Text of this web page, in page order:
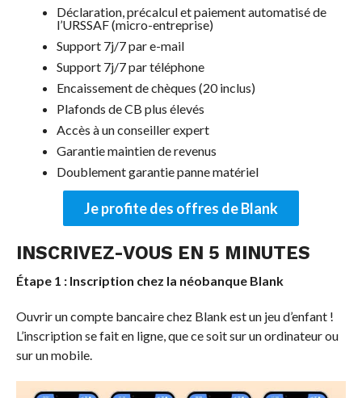
Déclaration, précalcul et paiement automatisé de
l’URSSAF (micro-entreprise)
Support 7j/7 par e-mail
Support 7j/7 par téléphone
Encaissement de chèques (20 inclus)
Plafonds de CB plus élevés
Accès à un conseiller expert
Garantie maintien de revenus
Doublement garantie panne matériel
Je profite des offres de Blank
INSCRIVEZ-VOUS EN 5 MINUTES
Étape 1 : Inscription chez la néobanque Blank
Ouvrir un compte bancaire chez Blank est un jeu d’enfant !
L’inscription se fait en ligne, que ce soit sur un ordinateur ou
sur un mobile.